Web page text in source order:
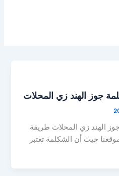
جوز الهند زي المحلات
الهند زي المحلات طريقة
حيث أن الشكلمة تعتبر